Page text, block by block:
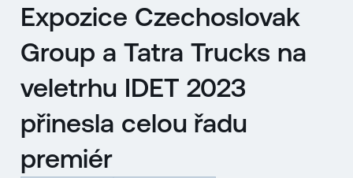
Expozice Czechoslovak
Group a Tatra Trucks na
veletrhu IDET 2023
přinesla celou řadu
premiér